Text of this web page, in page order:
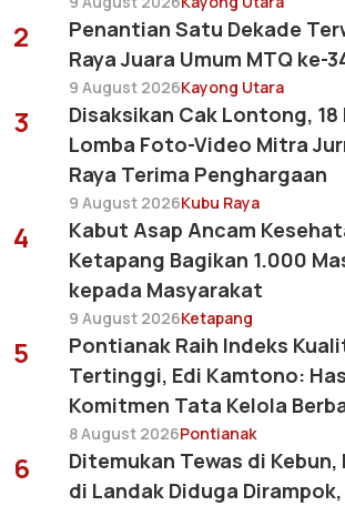
2
Penantian Satu Dekade
Raya Juara Umum MTQ ke-
9 August 2026Kayong Utara
3
Disaksikan Cak Lontong, 18
Lomba Foto-Video Mitra
Raya Terima Penghargaan
9 August 2026Kubu Raya
4
Kabut Asap Ancam
Ketapang Bagikan 1.000
kepada Masyarakat
9 August 2026Ketapang
5
Pontianak Raih Indeks
Tertinggi, Edi Kamtono:
Komitmen Tata Kelola
8 August 2026Pontianak
6
Ditemukan Tewas di Kebun,
di Landak Diduga Dirampok,